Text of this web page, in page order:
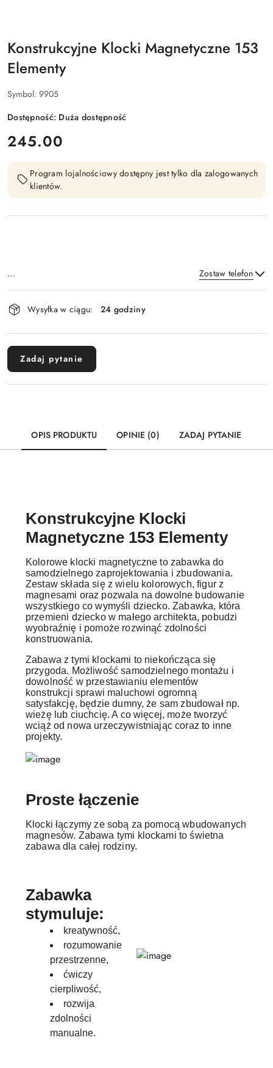
Konstrukcyjne Klocki Magnetyczne 153
Elementy
Symbol: 9905
Dostępność: Duża dostępność
cena:
245.00
Program lojalnościowy dostępny jest tylko dla zalogowanych
klientów.
... Zostaw telefon
Dostępność
i
dostawa
Wysyłka w ciągu: 24 godziny
Zadaj pytanie
OPIS PRODUKTU OPINIE (0) ZADAJ PYTANIE
Konstrukcyjne Klocki
Magnetyczne 153 Elementy
Kolorowe klocki magnetyczne to zabawka do
samodzielnego zaprojektowania i zbudowania.
Zestaw składa się z wielu kolorowych, figur z
magnesami oraz pozwala na dowolne budowanie
wszystkiego co wymyśli dziecko. Zabawka, która
przemieni dziecko w małego architekta, pobudzi
wyobraźnię i pomoże rozwinąć zdolności
konstruowania.
Zabawa z tymi klockami to niekończąca się
przygoda. Możliwość samodzielnego montażu i
dowolność w przestawianiu elementów
konstrukcji sprawi maluchowi ogromną
satysfakcję, będzie dumny, że sam zbudował np.
wieżę lub ciuchcię. A co więcej, może tworzyć
wciąż od nowa urzeczywistniając coraz to inne
projekty.
Proste łączenie
Klocki łączymy ze sobą za pomocą wbudowanych
magnesów. Zabawa tymi klockami to świetna
zabawa dla całej rodziny.
Zabawka
stymuluje:
kreatywność,
rozumowanie
przestrzenne,
ćwiczy
cierpliwość,
rozwija
zdolności
manualne.